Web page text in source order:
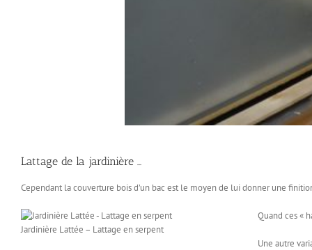
Lattage de la jardinière …
Cependant la couverture bois d’un bac est le moyen de lui donner une
Jardinière Lattée – Lattage en serpent
Quand ces «
Une autre